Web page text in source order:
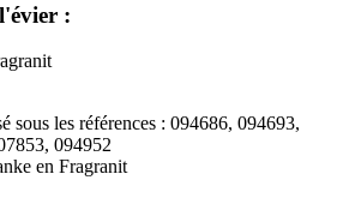
:
sous les références : 094686, 094693,
094952
en Fragranit